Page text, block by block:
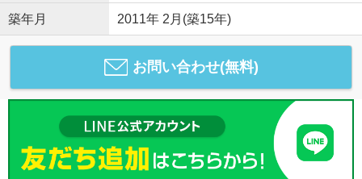
築年月 2011年 2月(築15年)
お問い合わせ(無料)